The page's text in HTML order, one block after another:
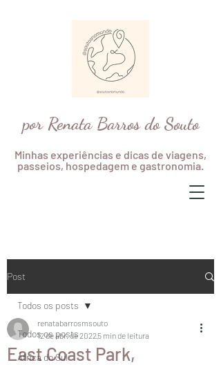
por Renata Barros do Souto
Minhas experiências e dicas de viagens,
passeios, hospedagem e gastronomia.
Post
Todos os posts
África do Sul
Todos os posts
East Coast Park,
renatabarrosmsouto
12 de abr. de 20225 min de leitura